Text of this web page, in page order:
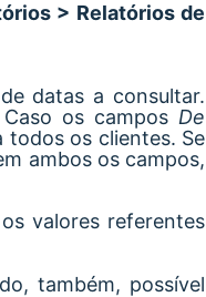
> Relatórios de
datas a consultar.
os campos De
os clientes. Se
ambos os campos,
valores referentes
também, possível